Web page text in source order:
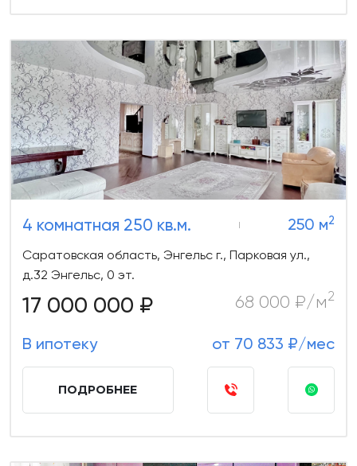
4 комнатная 250 кв.м. 250 м2
Саратовская область, Энгельс г., Парковая ул.,
д.32 Энгельс, 0 эт.
17 000 000 ₽ 68 000 ₽/м2
В ипотеку от 70 833 ₽/мес
ПОДРОБНЕЕ